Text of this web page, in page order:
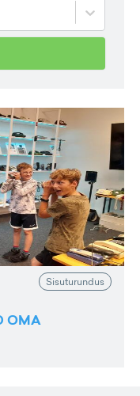
Sisuturundus
OMA